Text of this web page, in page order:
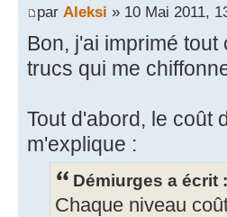
par Aleksi » 10 Mai 2011,
Bon, j'ai imprimé
trucs qui me
Tout d'abord, le coût
m'explique :
Démiurges a écrit :
Chaque niveau